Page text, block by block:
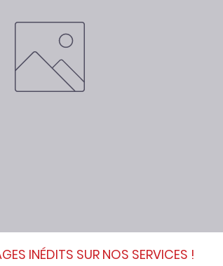
INÉDITS SUR NOS SERVICES !